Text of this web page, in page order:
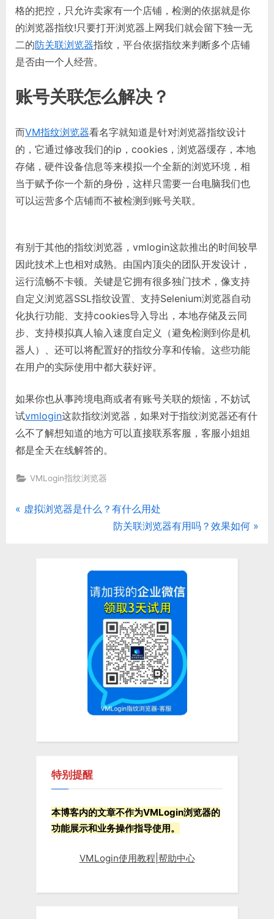
格的把控，只允许卖家有一个店铺，检测的依据就是你
的浏览器指纹!只要打开浏览器上网我们就会留下独一无
二的防关联浏览器指纹，平台依据指纹来判断多个店铺
是否由一个人经营。
账号关联怎么解决？
而VM指纹浏览器看名字就知道是针对浏览器指纹设计
的，它通过修改我们的ip，cookies，浏览器缓存，本地
存储，硬件设备信息等来模拟一个全新的浏览环境，相
当于赋予你一个新的身份，这样只需要一台电脑我们也
可以运营多个店铺而不被检测到账号关联。
有别于其他的指纹浏览器，vmlogin这款推出的时间较早
因此技术上也相对成熟。由国内顶尖的团队开发设计，
运行流畅不卡顿。关键是它拥有很多独门技术，像支持
自定义浏览器SSL指纹设置、支持Selenium浏览器自动
化执行功能、支持cookies导入导出，本地存储及云同
步、支持模拟真人输入速度自定义（避免检测到你是机
器人）、还可以将配置好的指纹分享和传输。这些功能
在用户的实际使用中都大获好评。
如果你也从事跨境电商或者有账号关联的烦恼，不妨试
试vmlogin这款指纹浏览器，如果对于指纹浏览器还有什
么不了解想知道的地方可以直接联系客服，客服小姐姐
都是全天在线解答的。
VMLogin指纹浏览器
文
P
虚拟浏览器是什么？有什么用处
N
P
o
s
t
:
防关联浏览器有用吗？效果如何
特别提醒
本博客内的文章不作为VMLogin浏览器的
功能展示和业务操作指导使用。
VMLogin使用教程|帮助中心